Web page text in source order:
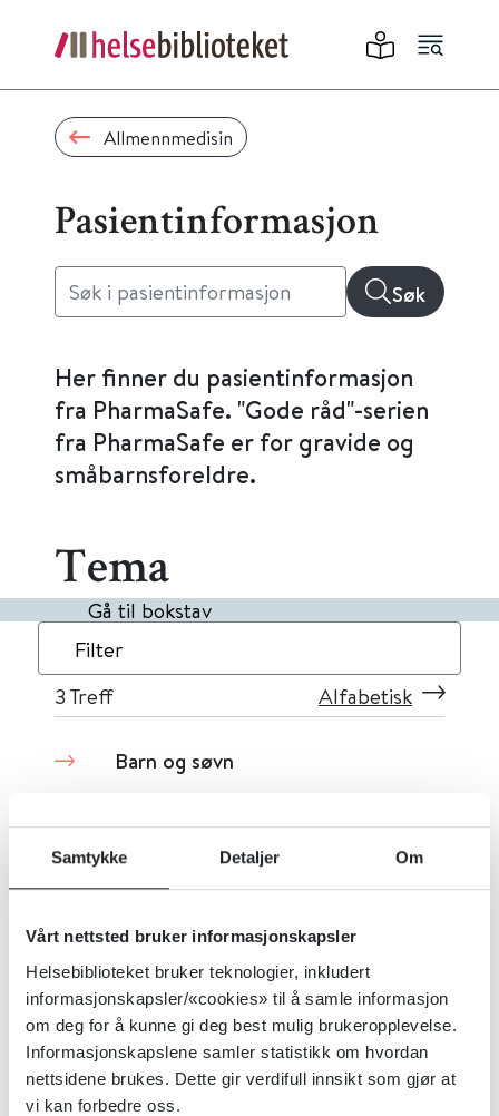
Samtykke Detaljer Om
Vårt nettsted bruker informasjonskapsler
Helsebiblioteket bruker teknologier, inkludert
informasjonskapsler/«cookies» til å samle informasjon
om deg for å kunne gi deg best mulig brukeropplevelse.
Informasjonskapslene samler statistikk om hvordan
nettsidene brukes. Dette gir verdifull innsikt som gjør at
vi kan forbedre oss.
Allmennmedisin
Pasientinformasjon
Søk
Her finner du pasientinformasjon
fra PharmaSafe. "Gode råd"-serien
fra PharmaSafe er for gravide og
småbarnsforeldre.
Tema
Gå til bokstav
Filter
3 Treff Alfabetisk
Barn og søvn
PharmaSafe)
PharmaSafe 2026
Bleieutslett hos barn